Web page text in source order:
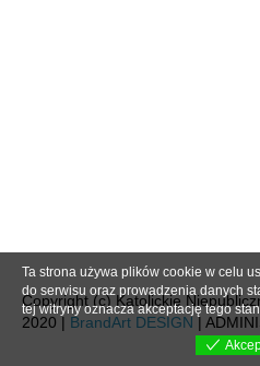
Copyright (c) Katolickie
2020 | BrandArt DESIGN |
Ta strona używa plików cookie w celu
do serwisu oraz prowadzenia danych
tej witryny oznacza akceptację tego